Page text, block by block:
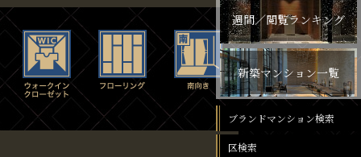
週間／閲覧ランキング
新築マンション一覧
ブランドマンション検索
区検索